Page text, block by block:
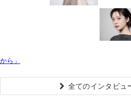
から」
全てのインタビュ